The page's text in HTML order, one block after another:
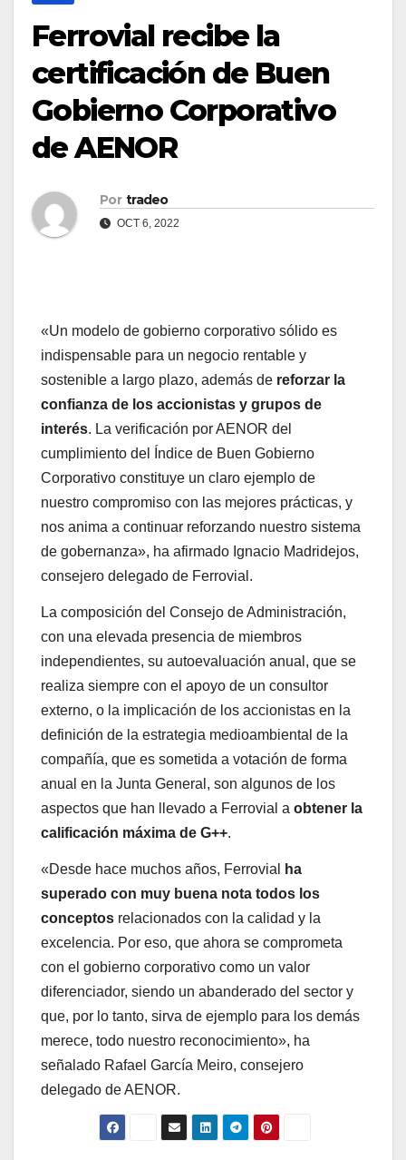
Ferrovial recibe la
certificación de Buen
Gobierno Corporativo
de AENOR
Por tradeo
OCT 6, 2022
«Un modelo de gobierno corporativo sólido es
indispensable para un negocio rentable y
sostenible a largo plazo, además de reforzar la
confianza de los accionistas y grupos de
interés. La verificación por AENOR del
cumplimiento del Índice de Buen Gobierno
Corporativo constituye un claro ejemplo de
nuestro compromiso con las mejores prácticas, y
nos anima a continuar reforzando nuestro sistema
de gobernanza», ha afirmado Ignacio Madridejos,
consejero delegado de Ferrovial.
La composición del Consejo de Administración,
con una elevada presencia de miembros
independientes, su autoevaluación anual, que se
realiza siempre con el apoyo de un consultor
externo, o la implicación de los accionistas en la
definición de la estrategia medioambiental de la
compañía, que es sometida a votación de forma
anual en la Junta General, son algunos de los
aspectos que han llevado a Ferrovial a obtener la
calificación máxima de G++.
«Desde hace muchos años, Ferrovial
ha
superado con muy buena nota todos los
conceptos relacionados con la calidad y la
excelencia. Por eso, que ahora se comprometa
con el gobierno corporativo como un valor
diferenciador, siendo un abanderado del sector y
que, por lo tanto, sirva de ejemplo para los demás
merece, todo nuestro reconocimiento», ha
señalado Rafael García Meiro, consejero
delegado de AENOR.